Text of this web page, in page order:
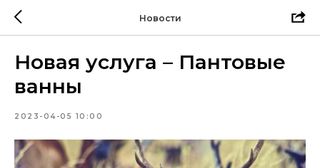
Новости
Новая услуга – Пантовые
ванны
2023-04-05 10:00